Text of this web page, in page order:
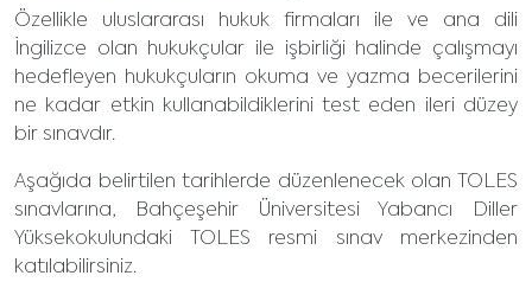
Özellikle uluslararası hukuk firmaları ile ve ana dili
İngilizce olan hukukçular ile işbirliği halinde çalışmayı
hedefleyen hukukçuların okuma ve yazma becerilerini
ne kadar etkin kullanabildiklerini test eden ileri düzey
bir sınavdır.
Aşağıda belirtilen tarihlerde düzenlenecek olan TOLES
sınavlarına, Bahçeşehir Üniversitesi Yabancı Diller
Yüksekokulundaki TOLES resmi sınav merkezinden
katılabilirsiniz.